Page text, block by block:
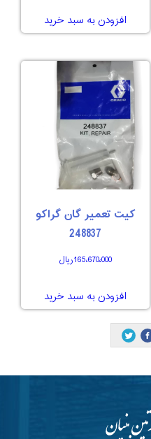
افزودن به سبد خرید
کیت تعمیر گان گراکو
248837
165،670،000ریال
افزودن به سبد خرید